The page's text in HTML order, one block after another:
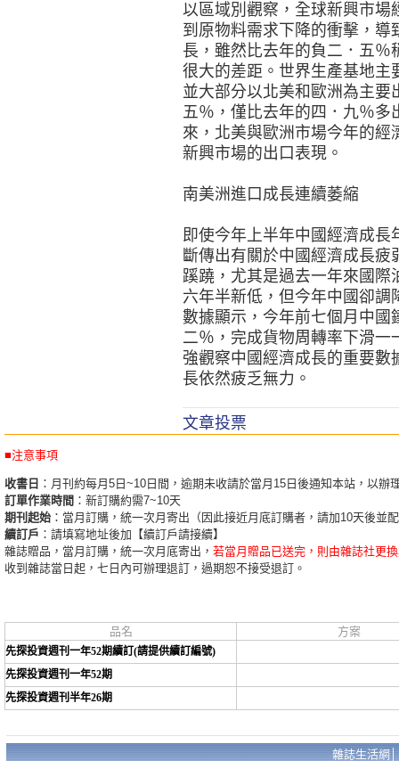
以區域別觀察，全球新興市場
到原物料需求下降的衝擊，
長，雖然比去年的負二．五
很大的差距。世界生產基地主
並大部分以北美和歐洲為主
五％，僅比去年的四．九％
來，北美與歐洲市場今年的
新興市場的出口表現。
南美洲進口成長連續萎縮
即使今年上半年中國經濟成
斷傳出有關於中國經濟成長
蹊蹺，尤其是過去一年來國際
六年半新低，但今年中國卻
數據顯示，今年前七個月中
二％，完成貨物周轉率下滑
強觀察中國經濟成長的重要
長依然疲乏無力。
文章投票
■注意事項
收書日 ：月刊約每月5日~10日間，逾期未收請於當月15日後通知本站，以辦
訂單作業時間 ：新訂購約需7~10天
期刊起始 ：當月訂購，統一次月寄出（因此接近月底訂購者，請加10天後並
續訂戶 ：請填寫地址後加【續訂戶請接續】
雜誌贈品，當月訂購，統一次月底寄出， 若當月贈品已送完，則由雜誌社更
收到雜誌當日起，七日內可辦理退訂，過期恕不接受退訂。
品名 方案
先探投資週刊一年52期續訂(請提供續訂編號)
先探投資週刊一年52期
先探投資週刊半年26期
雜誌生活網